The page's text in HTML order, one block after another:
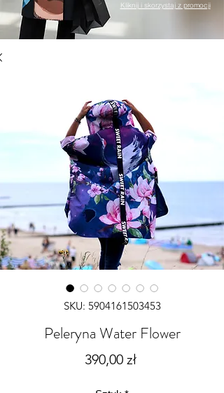
Kliknij i skorzystaj z promocji
SKU: 5904161503453
Peleryna Water Flower
390,00 złCena